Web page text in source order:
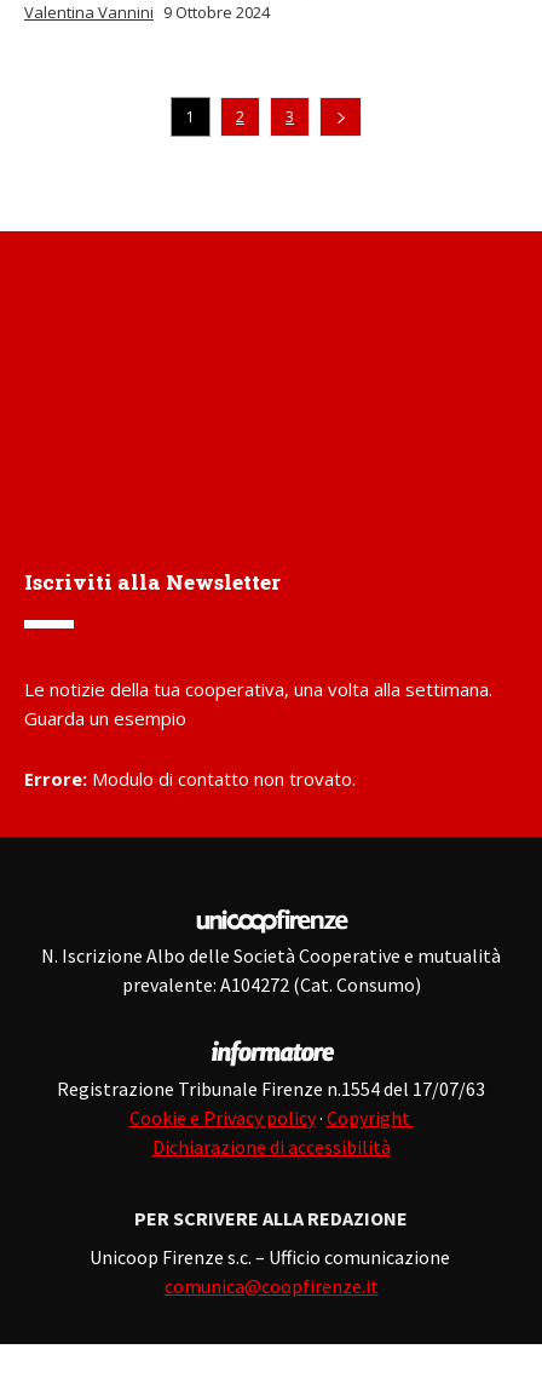
Valentina Vannini 9 Ottobre 2024
1 2 3
Iscriviti alla Newsletter
Le notizie della tua cooperativa, una volta alla settimana.
Guarda un esempio
Errore: Modulo di contatto non trovato.
N. Iscrizione Albo delle Società Cooperative e mutualità
prevalente: A104272 (Cat. Consumo)
Registrazione Tribunale Firenze n.1554 del 17/07/63
Cookie e Privacy policy· Copyright
Dichiarazione di accessibilità
PER SCRIVERE ALLA REDAZIONE
Unicoop Firenze s.c. – Ufficio comunicazione
comunica@coopfirenze.it